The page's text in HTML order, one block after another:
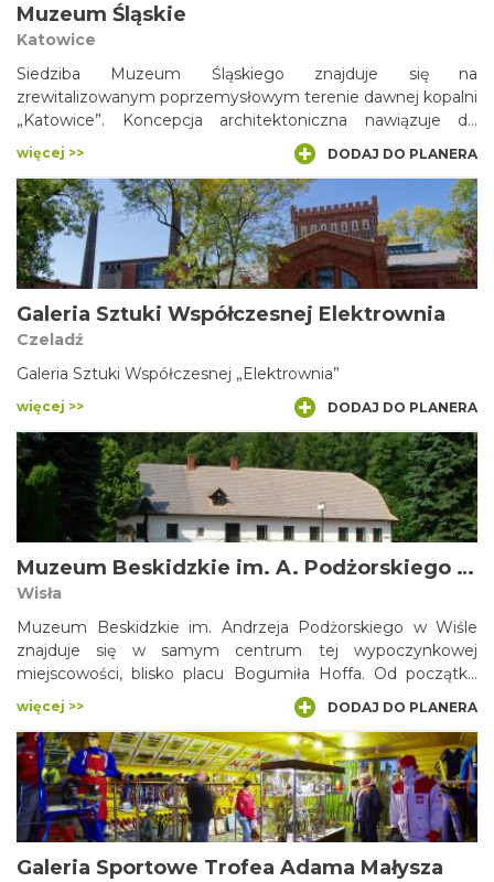
Muzeum Śląskie
Katowice
Siedziba Muzeum Śląskiego znajduje się na
zrewitalizowanym poprzemysłowym terenie dawnej kopalni
„Katowice”. Koncepcja architektoniczna nawiązuje do
przemysłowej historii Śląska i pierwotnej funkcji terenu
pokopalnianego. Zakłada niewielką ingerencję w
poprzemysłowy krajobraz, dlatego większa część
zaprojektowanego kompleksu znajduje się pod ziemią.
Przeszklone bryły harmonizują z zespołem zabytkowych
budynków, spośród których duża część została zbudowana
jeszcze w XIX wieku.
więcej >> DODAJ DO PLANERA
Galeria Sztuki Współczesnej Elektrownia
Czeladź
Galeria Sztuki Współczesnej „Elektrownia”
więcej >> DODAJ DO PLANERA
Muzeum Beskidzkie im. A. Podżorskiego w Wiśle
Wisła
Muzeum Beskidzkie im. Andrzeja Podżorskiego w Wiśle
znajduje się w samym centrum tej wypoczynkowej
miejscowości, blisko placu Bogumiła Hoffa. Od początku
istnienia mieści się w jednym z najładniejszych obiektów
zabytkowych Wisły, czyli XVIII-wiecznej, murowanej
karczmie. Głównym celem działalności muzeum jest
gromadzenie i prezentowanie dorobku kulturalnego górali
Beskidu Śląskiego. Obok Muzeum ulokowano Enklawę
Budownictwa Drewnianego.
więcej >> DODAJ DO PLANERA
Galeria Sportowe Trofea Adama Małysza